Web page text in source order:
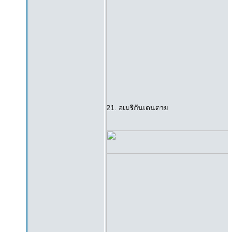
21. อเมริกันเดนตาย